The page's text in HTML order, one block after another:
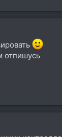
отпишусь